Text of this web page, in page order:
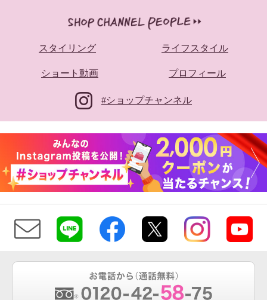
スタイリング ライフスタイル
ショート動画 プロフィール
#ショップチャンネル